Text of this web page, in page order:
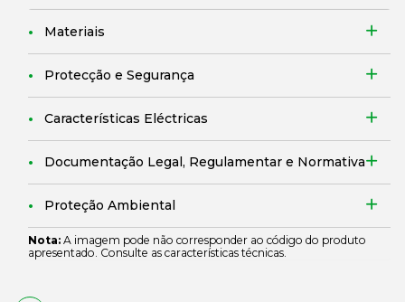
Materiais
Protecção e Segurança
Características Eléctricas
Documentação Legal, Regulamentar e Normativa
Proteção Ambiental
Nota: A imagem pode não corresponder ao código do produto
apresentado. Consulte as características técnicas.